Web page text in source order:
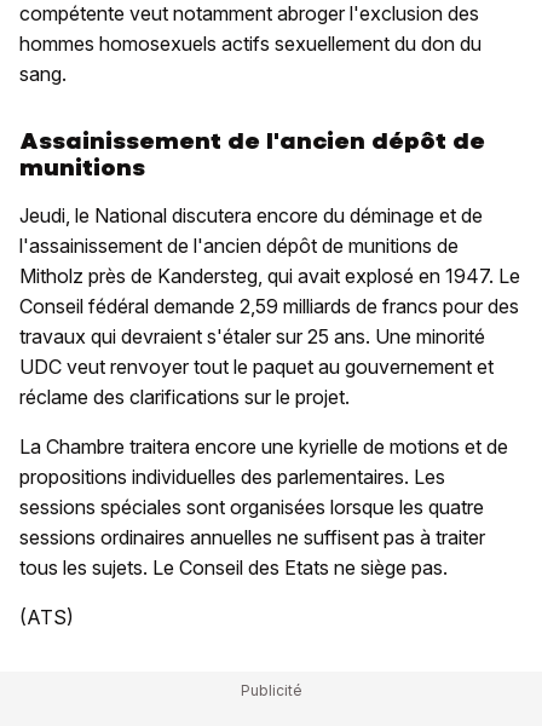
compétente veut notamment abroger l'exclusion des
hommes homosexuels actifs sexuellement du don du
sang.
Assainissement de l'ancien dépôt de
munitions
Jeudi, le National discutera encore du déminage et de
l'assainissement de l'ancien dépôt de munitions de
Mitholz près de Kandersteg, qui avait explosé en 1947. Le
Conseil fédéral demande 2,59 milliards de francs pour des
travaux qui devraient s'étaler sur 25 ans. Une minorité
UDC veut renvoyer tout le paquet au gouvernement et
réclame des clarifications sur le projet.
La Chambre traitera encore une kyrielle de motions et de
propositions individuelles des parlementaires. Les
sessions spéciales sont organisées lorsque les quatre
sessions ordinaires annuelles ne suffisent pas à traiter
tous les sujets. Le Conseil des Etats ne siège pas.
(ATS)